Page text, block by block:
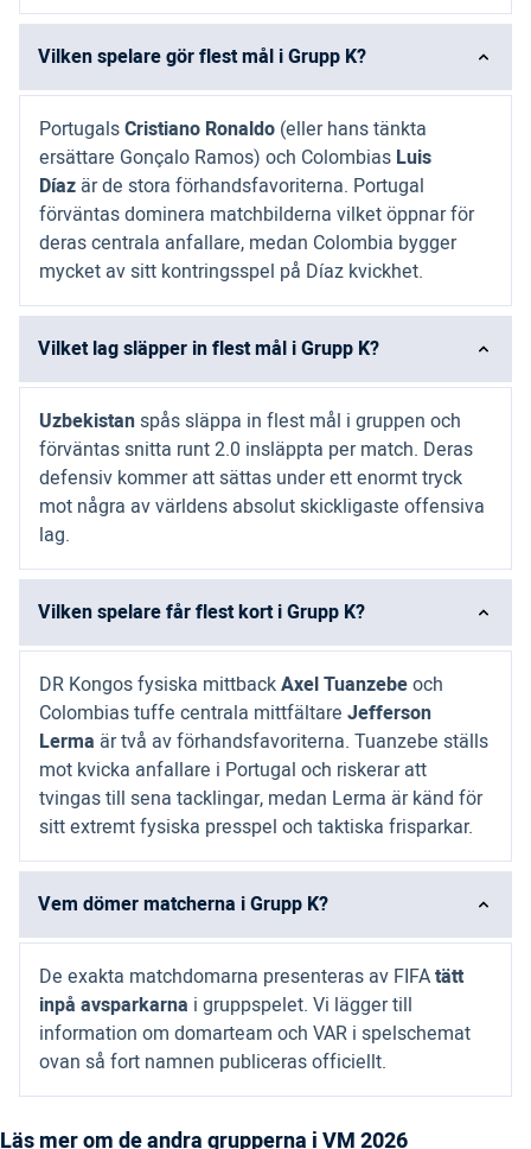
Vilken spelare gör flest mål i Grupp K?
PortugalsCristiano Ronaldo (eller hans tänkta
ersättare Gonçalo Ramos) och Colombias Luis
Díaz är de stora förhandsfavoriterna. Portugal
förväntas dominera matchbilderna vilket öppnar för
deras centrala anfallare, medan Colombia bygger
mycket av sitt kontringsspel på Díaz kvickhet.
Vilket lag släpper in flest mål i Grupp K?
Uzbekistanspås släppa in flest mål i gruppen och
förväntas snitta runt 2.0 insläppta per match. Deras
defensiv kommer att sättas under ett enormt tryck
mot några av världens absolut skickligaste offensiva
lag.
Vilken spelare får flest kort i Grupp K?
DR Kongos fysiska mittbackAxel Tuanzebeoch
Colombias tuffe centrala mittfältare Jefferson
Lerma är två av förhandsfavoriterna. Tuanzebe ställs
mot kvicka anfallare i Portugal och riskerar att
tvingas till sena tacklingar, medan Lerma är känd för
sitt extremt fysiska presspel och taktiska frisparkar.
Vem dömer matcherna i Grupp K?
De exakta matchdomarna presenteras av FIFAtätt
inpå avsparkarna i gruppspelet. Vi lägger till
information om domarteam och VAR i spelschemat
ovan så fort namnen publiceras officiellt.
Läs mer om de andra grupperna i VM 2026